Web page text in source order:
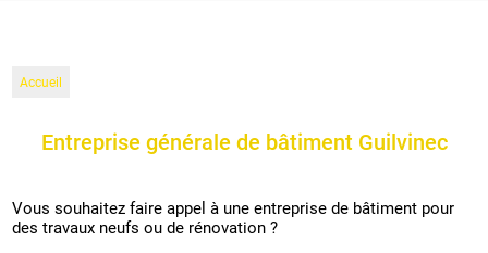
Accueil
Entreprise générale de bâtiment Guilvinec
Vous souhaitez faire appel à une entreprise de bâtiment pour
des travaux neufs ou de rénovation ?